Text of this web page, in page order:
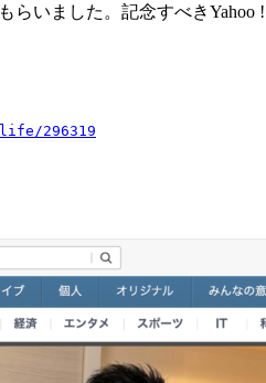
らいました。記念すべき
296319